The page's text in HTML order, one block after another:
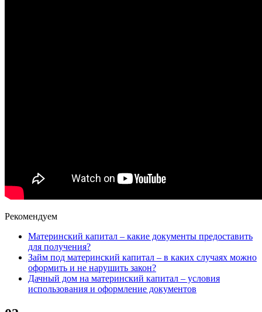
Рекомендуем
Материнский капитал – какие документы предоставить
для получения?
Займ под материнский капитал – в каких случаях можно
оформить и не нарушить закон?
Дачный дом на материнский капитал – условия
использования и оформление документов